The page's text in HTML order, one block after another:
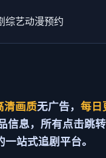
综艺动漫预约
清画质无广告， 每日
信息，所有点击跳
站式追剧平台。